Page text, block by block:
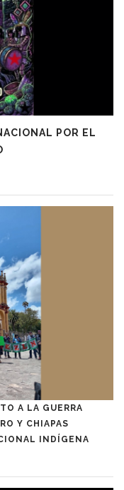
POR EL
A LA GUERRA
Y CHIAPAS
INDÍGENA